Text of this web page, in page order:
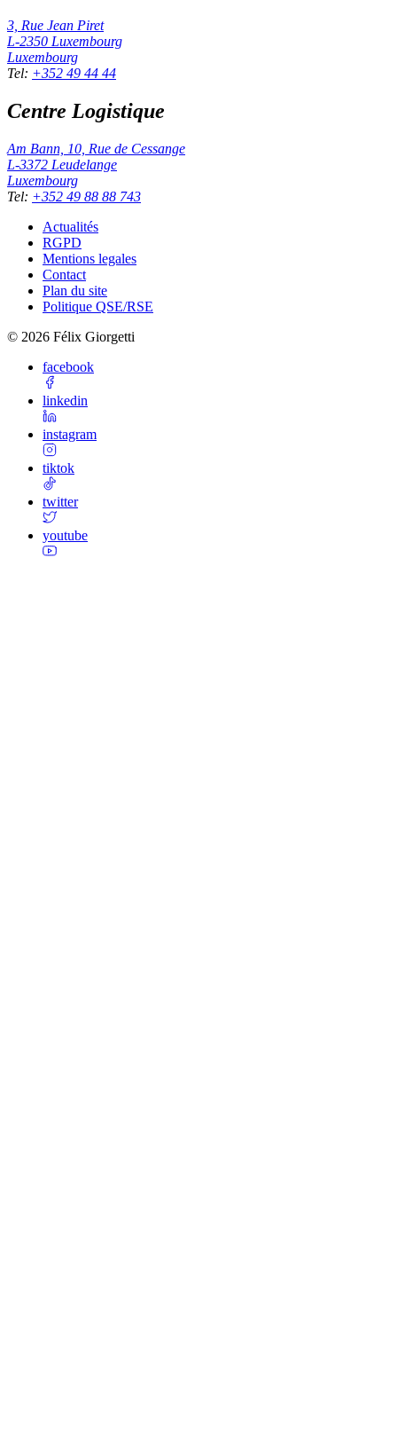
3, Rue Jean Piret
L-2350 Luxembourg
Luxembourg
Tel: +352 49 44 44
Centre Logistique
Am Bann, 10, Rue de Cessange
L-3372 Leudelange
Luxembourg
Tel: +352 49 88 88 743
Actualités
RGPD
Mentions legales
Contact
Plan du site
Politique QSE/RSE
© 2026 Félix Giorgetti
facebook
linkedin
instagram
tiktok
twitter
youtube